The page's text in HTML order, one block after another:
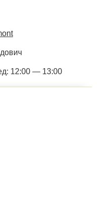
12:00 — 13:00